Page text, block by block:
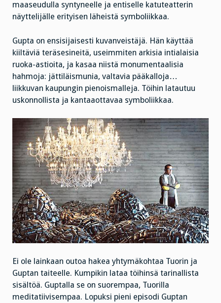
maaseudulla syntyneelle ja entiselle katuteatterin
näyttelijälle erityisen läheistä symboliikkaa.
Gupta on ensisijaisesti kuvanveistäjä. Hän käyttää
kiiltäviä teräsesineitä, useimmiten arkisia intialaisia
ruoka-astioita, ja kasaa niistä monumentaalisia
hahmoja: jättiläismunia, valtavia pääkalloja…
liikkuvan kaupungin pienoismalleja. Töihin latautuu
uskonnollista ja kantaaottavaa symboliikkaa.
Ei ole lainkaan outoa hakea yhtymäkohtaa Tuorin ja
Guptan taiteelle. Kumpikin lataa töihinsä tarinallista
sisältöä. Guptalla se on suorempaa, Tuorilla
meditatiivisempaa. Lopuksi pieni episodi Guptan